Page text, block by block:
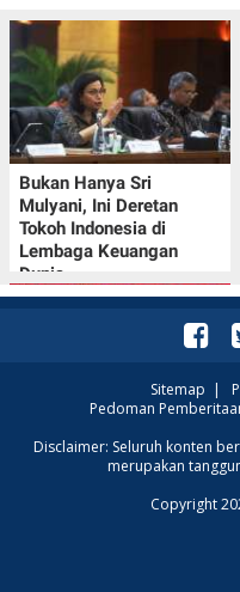
Bukan Hanya Sri
Mulyani, Ini Deretan
Tokoh Indonesia di
Lembaga Keuangan
Dunia
Promo JSM Superindo
7–9 Agustus 2026,
Rp37.900 hingga Buah
Sitemap |
Pedoman
Disclaimer: Seluruh konten
merupakan
Copyright